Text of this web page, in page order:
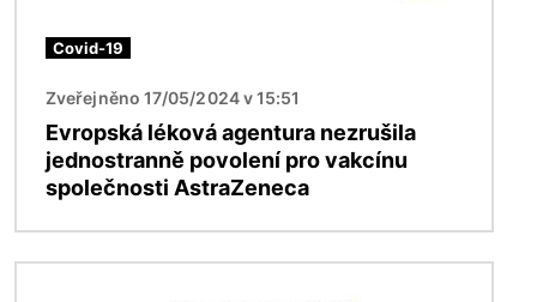
Covid-19
Zveřejněno 17/05/2024 v 15:51
Evropská léková agentura nezrušila
jednostranně povolení pro vakcínu
společnosti AstraZeneca